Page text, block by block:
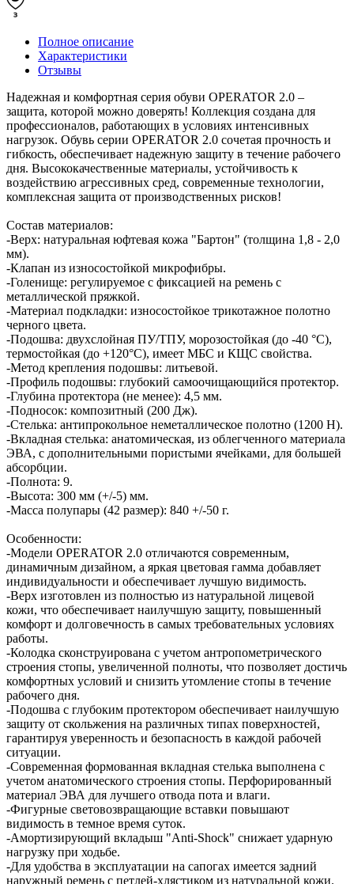
Полное описание
Характеристики
Отзывы
Надежная и комфортная серия обуви OPERATOR 2.0 –
защита, которой можно доверять! Коллекция создана для
профессионалов, работающих в условиях интенсивных
нагрузок. Обувь серии OPERATOR 2.0 сочетая прочность и
гибкость, обеспечивает надежную защиту в течение рабочего
дня. Высококачественные материалы, устойчивость к
воздействию агрессивных сред, современные технологии,
комплексная защита от производственных рисков!
Состав материалов:
-Верх: натуральная юфтевая кожа "Бартон" (толщина 1,8 - 2,0
мм).
-Клапан из износостойкой микрофибры.
-Голенище: регулируемое с фиксацией на ремень с
металлической пряжкой.
-Материал подкладки: износостойкое трикотажное полотно
черного цвета.
-Подошва: двухслойная ПУ/ТПУ, морозостойкая (до -40 °С),
термостойкая (до +120°С), имеет МБС и КЩС свойства.
-Метод крепления подошвы: литьевой.
-Профиль подошвы: глубокий самоочищающийся протектор.
-Глубина протектора (не менее): 4,5 мм.
-Подносок: композитный (200 Дж).
-Стелька: антипрокольное неметаллическое полотно (1200 Н).
-Вкладная стелька: анатомическая, из облегченного материала
ЭВА, с дополнительными пористыми ячейками, для большей
абсорбции.
-Полнота: 9.
-Высота: 300 мм (+/-5) мм.
-Масса полупары (42 размер): 840 +/-50 г.
Особенности:
-Модели OPERATOR 2.0 отличаются современным,
динамичным дизайном, а яркая цветовая гамма добавляет
индивидуальности и обеспечивает лучшую видимость.
-Верх изготовлен из полностью из натуральной лицевой
кожи, что обеспечивает наилучшую защиту, повышенный
комфорт и долговечность в самых требовательных условиях
работы.
-Колодка сконструирована с учетом антропометрического
строения стопы, увеличенной полноты, что позволяет достичь
комфортных условий и снизить утомление стопы в течение
рабочего дня.
-Подошва с глубоким протектором обеспечивает наилучшую
защиту от скольжения на различных типах поверхностей,
гарантируя уверенность и безопасность в каждой рабочей
ситуации.
-Современная формованная вкладная стелька выполнена с
учетом анатомического строения стопы. Перфорированный
материал ЭВА для лучшего отвода пота и влаги.
-Фигурные световозвращающие вставки повышают
видимость в темное время суток.
-Амортизирующий вкладыш "Anti-Shock" снижает ударную
нагрузку при ходьбе.
-Для удобства в эксплуатации на сапогах имеется задний
наружный ремень с петлей-хлястиком из натуральной кожи.